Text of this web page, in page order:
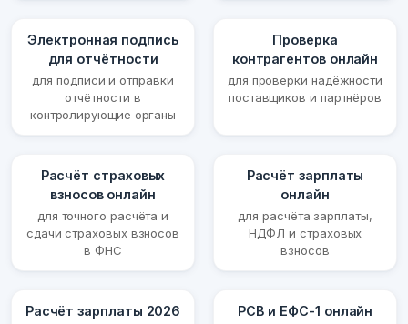
Электронная подпись
для отчётности
для подписи и отправки
отчётности в
контролирующие органы
Проверка
контрагентов онлайн
для проверки надёжности
поставщиков и партнёров
Расчёт страховых
взносов онлайн
для точного расчёта и
сдачи страховых взносов
в ФНС
Расчёт зарплаты
онлайн
для расчёта зарплаты,
НДФЛ и страховых
взносов
Расчёт зарплаты 2026 РСВ и ЕФС-1 онлайн